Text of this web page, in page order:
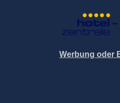
Werbung oder